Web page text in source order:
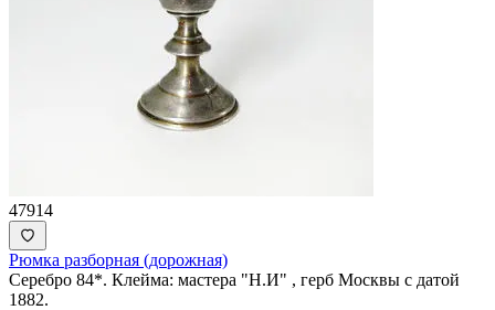
47914
Рюмка разборная (дорожная)
Серебро 84*. Клейма: мастера "Н.И" , герб Москвы с датой
1882.